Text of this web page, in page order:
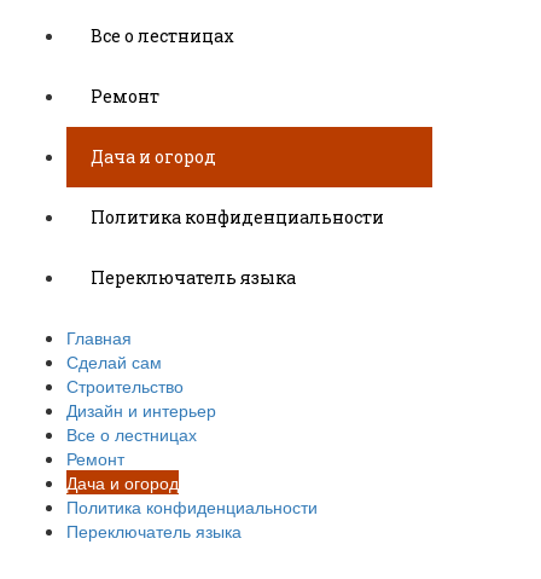
Все о лестницах
Ремонт
Дача и огород
Политика конфиденциальности
Переключатель языка
Главная
Сделай сам
Строительство
Дизайн и интерьер
Все о лестницах
Ремонт
Дача и огород
Политика конфиденциальности
Переключатель языка